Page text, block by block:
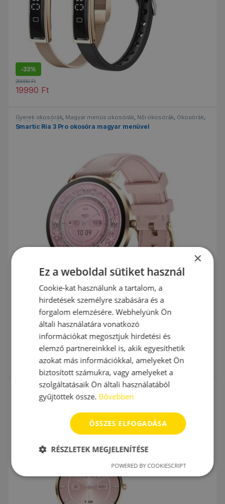
-33%
19990 Ft
29990Ft
Ennek a terméknek több variációja van. A változatok a
Gyerek okosórák, Magyar menüs okosórák, Női okosórák, Okosórák,
Vízálló okosórák
Smartic Ria 3 Pro okosóra magyar menüvel
39990Ft
Ennek a terméknek több variációja van. A változatok a
Gyerek okosórák,Magyar menüs okosórák,Női okosórák
Vízálló okosórák
Smartic Ria 3 okosóra magyar menüvel
×
Ez a weboldal sütiket használ
Cookie-kat használunk a tartalom, a
hirdetések személyre szabására és a
forgalom elemzésére. Webhelyünk Ön
általi használatára vonatkozó
információkat megosztjuk hirdetési és
elemző partnereinkkel is, akik egyesíthetik
azokat más információkkal, amelyeket Ön
biztosított számukra, vagy amelyeket a
szolgáltatásaik Ön általi használatából
gyűjtöttek össze. Bővebben
ÖSSZES ELFOGADÁSA
RÉSZLETEK MEGJELENÍTÉSE
POWERED BY COOKIESCRIPT